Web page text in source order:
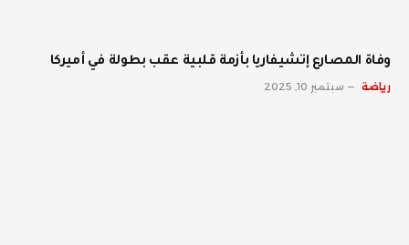
وفاة المصارع إتشيفاريا بأزمة قلبية عقب بطولة في أميركا
رياضة سبتمبر 10, 2025